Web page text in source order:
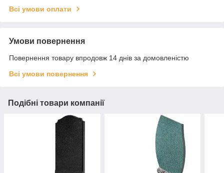
Всі умови оплати
Умови повернення
Повернення товару впродовж 14 днів за домовленістю
Всі умови повернення
Подібні товари компанії